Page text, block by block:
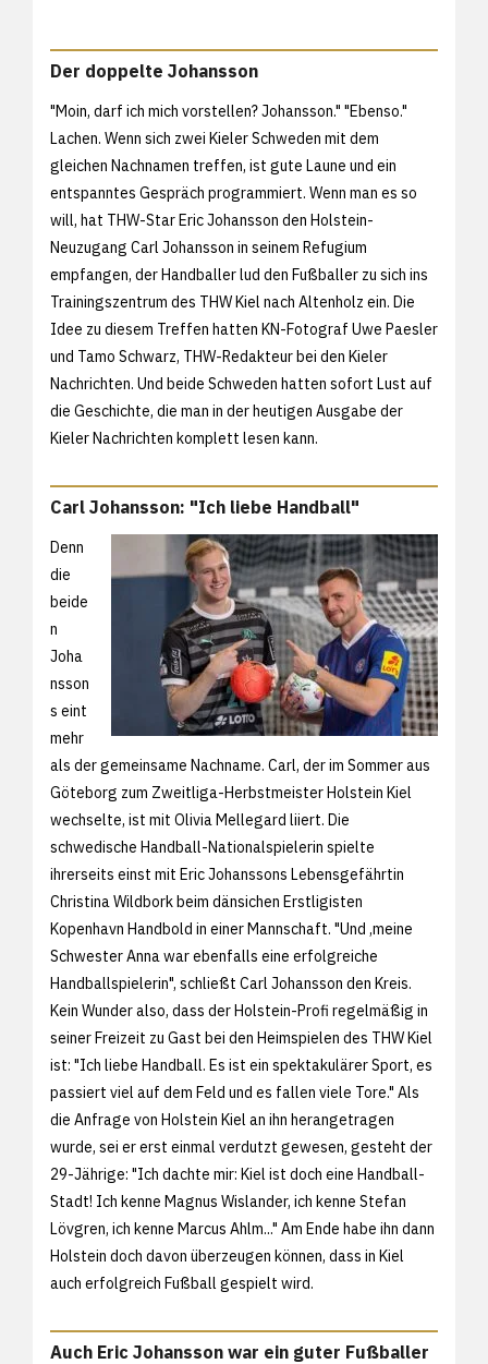
Der doppelte Johansson
"Moin, darf ich mich vorstellen? Johansson." "Ebenso."
Lachen. Wenn sich zwei Kieler Schweden mit dem
gleichen Nachnamen treffen, ist gute Laune und ein
entspanntes Gespräch programmiert. Wenn man es so
will, hat THW-Star Eric Johansson den Holstein-
Neuzugang Carl Johansson in seinem Refugium
empfangen, der Handballer lud den Fußballer zu sich ins
Trainingszentrum des THW Kiel nach Altenholz ein. Die
Idee zu diesem Treffen hatten KN-Fotograf Uwe Paesler
und Tamo Schwarz, THW-Redakteur bei den Kieler
Nachrichten. Und beide Schweden hatten sofort Lust auf
die Geschichte, die man in der heutigen Ausgabe der
Kieler Nachrichten komplett lesen kann.
Carl Johansson: "Ich liebe Handball"
Denn
die
beide
n
Joha
nsson
s eint
mehr
als der gemeinsame Nachname. Carl, der im Sommer aus
Göteborg zum Zweitliga-Herbstmeister Holstein Kiel
wechselte, ist mit Olivia Mellegard liiert. Die
schwedische Handball-Nationalspielerin spielte
ihrerseits einst mit Eric Johanssons Lebensgefährtin
Christina Wildbork beim dänsichen Erstligisten
Kopenhavn Handbold in einer Mannschaft. "Und ,meine
Schwester Anna war ebenfalls eine erfolgreiche
Handballspielerin", schließt Carl Johansson den Kreis.
Kein Wunder also, dass der Holstein-Profi regelmäßig in
seiner Freizeit zu Gast bei den Heimspielen des THW Kiel
ist: "Ich liebe Handball. Es ist ein spektakulärer Sport, es
passiert viel auf dem Feld und es fallen viele Tore." Als
die Anfrage von Holstein Kiel an ihn herangetragen
wurde, sei er erst einmal verdutzt gewesen, gesteht der
29-Jährige: "Ich dachte mir: Kiel ist doch eine Handball-
Stadt! Ich kenne Magnus Wislander, ich kenne Stefan
Lövgren, ich kenne Marcus Ahlm..." Am Ende habe ihn dann
Holstein doch davon überzeugen können, dass in Kiel
auch erfolgreich Fußball gespielt wird.
Auch Eric Johansson war ein guter Fußballer